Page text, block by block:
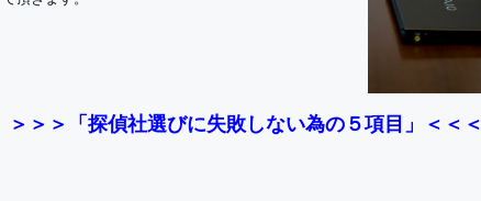
＞＞＞「探偵社選びに失敗しない為の５項目」＜＜＜